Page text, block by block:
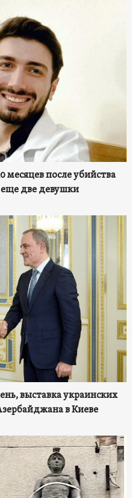
месяцев после убийства
две девушки
выставка украинских
в Киеве